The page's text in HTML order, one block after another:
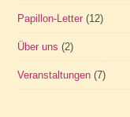
Papillon-Letter (12)
Über uns (2)
Veranstaltungen (7)